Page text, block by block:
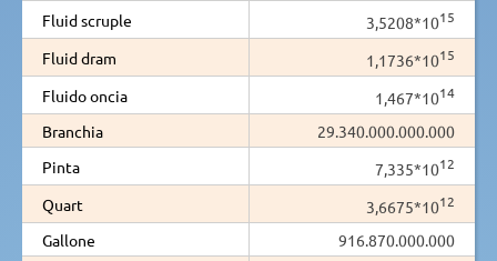
Fluid scruple 3,5208*1015
Fluid dram 1,1736*1015
Fluido oncia 1,467*1014
Branchia
29.340.000.000.000
Pinta
7,335*1012
Quart 3,6675*1012
Gallone
916.870.000.000